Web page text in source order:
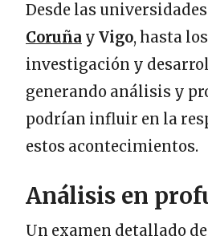
Desde las
Coruña y Vigo, hasta
investigación y
generando análisis y
podrían influir en la
estos acontecimientos.
Análisis en
Un examen detallado